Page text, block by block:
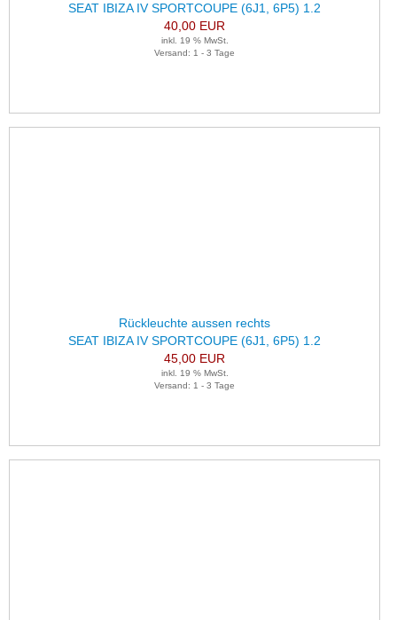
SEAT IBIZA IV SPORTCOUPE (6J1, 6P5) 1.2
40,00 EUR
inkl. 19 % MwSt.
Versand: 1 - 3 Tage
Rückleuchte aussen rechts
SEAT IBIZA IV SPORTCOUPE (6J1, 6P5) 1.2
45,00 EUR
inkl. 19 % MwSt.
Versand: 1 - 3 Tage